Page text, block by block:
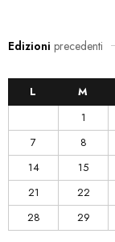
Edizioni precedenti
L M
1
7
8
14
15
21
22
28
29